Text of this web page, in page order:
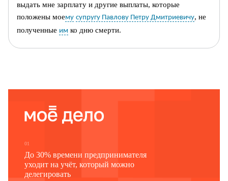
выдать мне зарплату и другие выплаты, которые
положены моему супругу Павлову Петру Дмитриевичу, не
полученные им ко дню смерти.
2. Копия паспорта
01
До 30% времени предпринимателя
уходит на учёт, который можно
делегировать